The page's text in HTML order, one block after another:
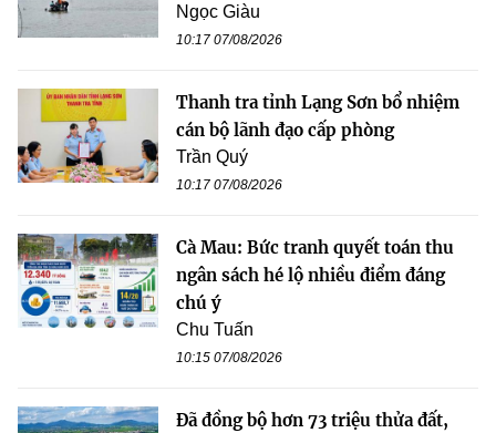
Ngọc Giàu
10:17 07/08/2026
Thanh tra tỉnh Lạng Sơn bổ nhiệm
cán bộ lãnh đạo cấp phòng
Trần Quý
10:17 07/08/2026
Cà Mau: Bức tranh quyết toán thu
ngân sách hé lộ nhiều điểm đáng
chú ý
Chu Tuấn
10:15 07/08/2026
Đã đồng bộ hơn 73 triệu thửa đất,